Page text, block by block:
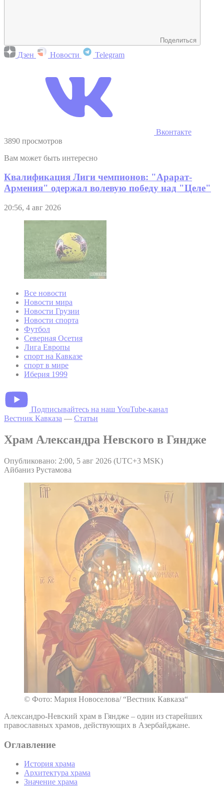
Поделиться
Дзен Новости Telegram
Вконтакте
3890 просмотров
Вам может быть интересно
Квалификация Лиги чемпионов: "Арарат-
Армения" одержал волевую победу над "Целе"
20:56, 4 авг 2026
Все новости
Новости мира
Новости Грузии
Новости спорта
Футбол
Северная Осетия
Лига Европы
спорт на Кавказе
спорт в мире
Иберия 1999
Подписывайтесь на наш YouTube-канал
Вестник Кавказа — Статьи
Храм Александра Невского в Гяндже
Опубликовано: 2:00, 5 авг 2026 (UTC+3 MSK)
Айбаниз Рустамова
© Фото: Мария Новоселова/ “Вестник Кавказа“
Александро-Невский храм в Гяндже – один из старейших
православных храмов, действующих в Азербайджане.
Оглавление
История храма
Архитектура храма
Значение храма